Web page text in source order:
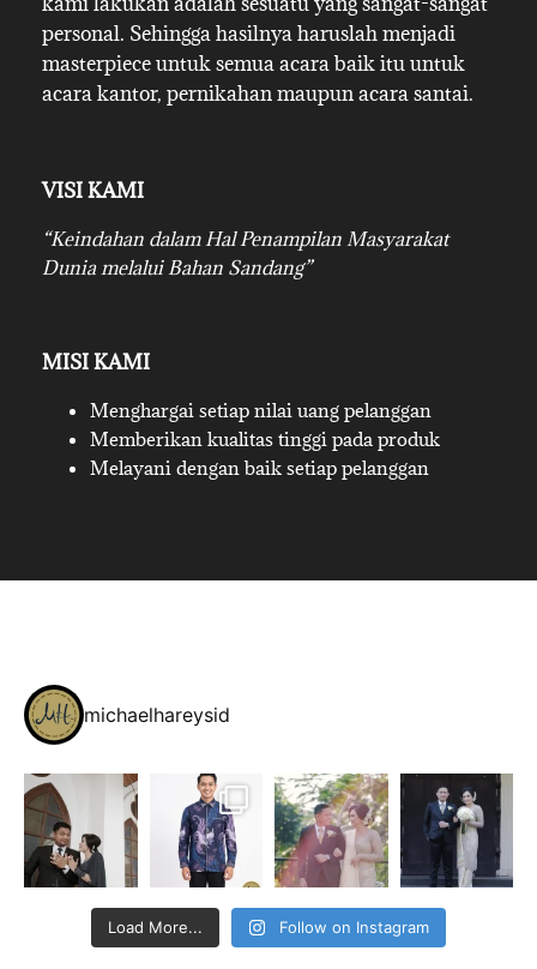
personal. Sehingga hasilnya haruslah menjadi
masterpiece untuk semua acara baik itu untuk
acara kantor, pernikahan maupun acara santai.
VISI KAMI
“Keindahan dalam Hal Penampilan Masyarakat
Dunia melalui Bahan Sandang”
MISI KAMI
Menghargai setiap nilai uang pelanggan
Memberikan kualitas tinggi pada produk
Melayani dengan baik setiap pelanggan
michaelhareysid
Load More... Follow on Instagram